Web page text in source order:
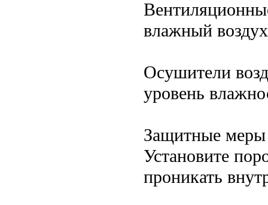
влажный
Осушители
уровень
Защитные меры
Установите
проникать